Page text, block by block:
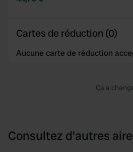
Cartes de réduction (0)
Aucune carte de réduction
Ça a
Consultez d'autres